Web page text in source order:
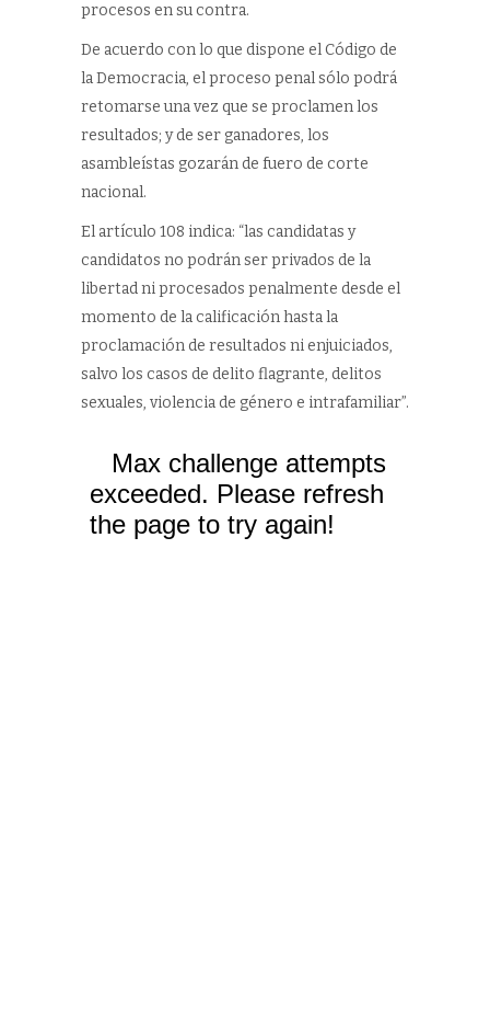
procesos en su contra.
De acuerdo con lo que dispone el Código de
la Democracia, el proceso penal sólo podrá
retomarse una vez que se proclamen los
resultados; y de ser ganadores, los
asambleístas gozarán de fuero de corte
nacional.
El artículo 108 indica: “las candidatas y
candidatos no podrán ser privados de la
libertad ni procesados penalmente desde el
momento de la calificación hasta la
proclamación de resultados ni enjuiciados,
salvo los casos de delito flagrante, delitos
sexuales, violencia de género e intrafamiliar”.